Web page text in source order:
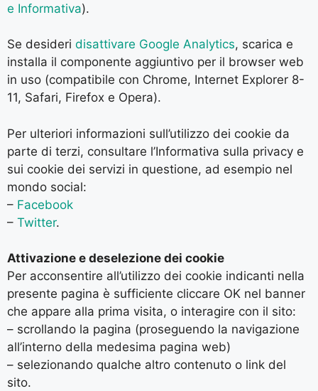
e Informativa).
Se desideri disattivare Google Analytics, scarica e
installa il componente aggiuntivo per il browser web
in uso (compatibile con Chrome, Internet Explorer 8-
11, Safari, Firefox e Opera).
Per ulteriori informazioni sull’utilizzo dei cookie da
parte di terzi, consultare l’Informativa sulla privacy e
sui cookie dei servizi in questione, ad esempio nel
mondo social:
– Facebook
– Twitter.
Attivazione e deselezione dei cookie
Per acconsentire all’utilizzo dei cookie indicanti nella
presente pagina è sufficiente cliccare OK nel banner
che appare alla prima visita, o interagire con il sito:
– scrollando la pagina (proseguendo la navigazione
all’interno della medesima pagina web)
– selezionando qualche altro contenuto o link del
sito.